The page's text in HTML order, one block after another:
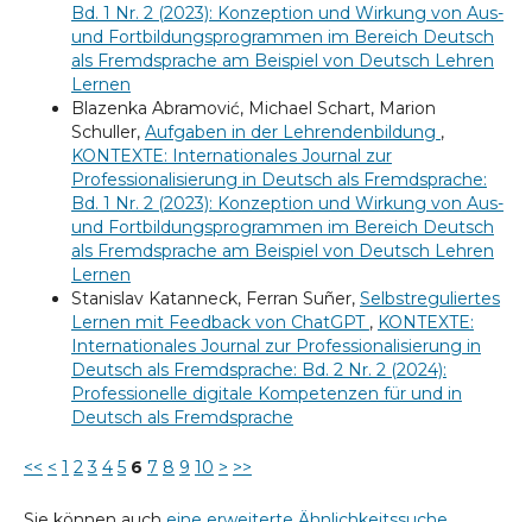
Bd. 1 Nr. 2 (2023): Konzeption und Wirkung von Aus-
und Fortbildungsprogrammen im Bereich Deutsch
als Fremdsprache am Beispiel von Deutsch Lehren
Lernen
Blazenka Abramović, Michael Schart, Marion
Schuller, Aufgaben in der Lehrendenbildung ,
KONTEXTE: Internationales Journal zur
Professionalisierung in Deutsch als Fremdsprache:
Bd. 1 Nr. 2 (2023): Konzeption und Wirkung von Aus-
und Fortbildungsprogrammen im Bereich Deutsch
als Fremdsprache am Beispiel von Deutsch Lehren
Lernen
Stanislav Katanneck, Ferran Suñer, Selbstreguliertes
Lernen mit Feedback von ChatGPT , KONTEXTE:
Internationales Journal zur Professionalisierung in
Deutsch als Fremdsprache: Bd. 2 Nr. 2 (2024):
Professionelle digitale Kompetenzen für und in
Deutsch als Fremdsprache
<< < 1 2 3 4 5 6 7 8 9 10 > >>